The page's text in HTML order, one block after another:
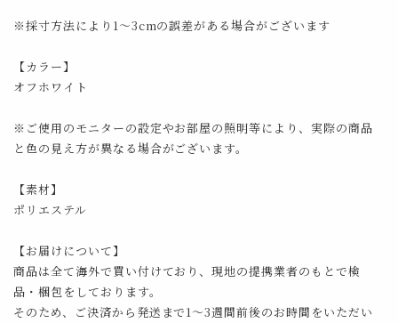
※採寸方法により1～3cmの誤差がある場合がございます
【カラー】
オフホワイト
※ご使用のモニターの設定やお部屋の照明等により、実際の商品
と色の見え方が異なる場合がございます。
【素材】
ポリエステル
【お届けについて】
商品は全て海外で買い付けており、現地の提携業者のもとで検
品・梱包をしております。
そのため、ご決済から発送まで1～3週間前後のお時間をいただい